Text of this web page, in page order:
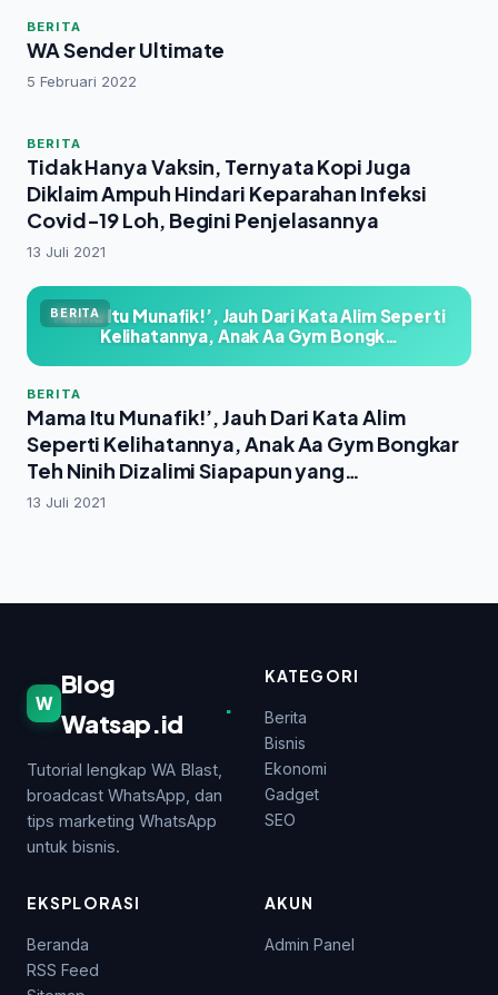
BERITA
WA Sender Ultimate
5 Februari 2022
BERITA
Tidak Hanya Vaksin, Ternyata Kopi Juga
Diklaim Ampuh Hindari Keparahan Infeksi
Covid-19 Loh, Begini Penjelasannya
13 Juli 2021
BERITA
Mama Itu Munafik!’, Jauh Dari Kata Alim Seperti
Kelihatannya, Anak Aa Gym Bongk…
BERITA
Mama Itu Munafik!’, Jauh Dari Kata Alim
Seperti Kelihatannya, Anak Aa Gym Bongkar
Teh Ninih Dizalimi Siapapun yang
Sepemahaman dengan Ayahnya
13 Juli 2021
W
Blog
Watsap.id
.
Tutorial lengkap WA Blast,
broadcast WhatsApp, dan
tips marketing WhatsApp
untuk bisnis.
KATEGORI
Berita
Bisnis
Ekonomi
Gadget
SEO
EKSPLORASI
Beranda
RSS Feed
AKUN
Admin Panel